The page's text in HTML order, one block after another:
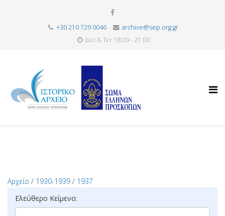
+30 210 729 0046
archive@sep.org.gr
Δευ & Τετ 18:00 - 21:00
Αρχείο / 1930-1939 / 1937
Ελεύθερο Κείμενο: